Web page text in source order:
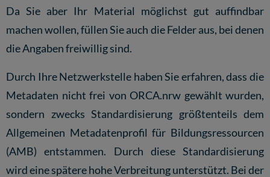
Da Sie aber Ihr Material möglichst gut auffindbar
machen wollen, füllen Sie auch die Felder aus, bei denen
die Angaben freiwillig sind.
Durch Ihre Netzwerkstelle haben Sie erfahren, dass die
Metadaten nicht frei von ORCA.nrw gewählt wurden,
sondern zwecks Standardisierung größtenteils dem
Allgemeinen Metadatenprofil für Bildungsressourcen
(AMB) entstammen. Durch diese Standardisierung
wird eine spätere hohe Verbreitung unterstützt. Bei der